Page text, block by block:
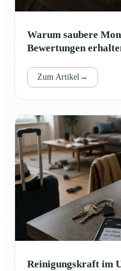
Warum saubere
Bewertungen
Zum Artikel→
Reinigungskraft im